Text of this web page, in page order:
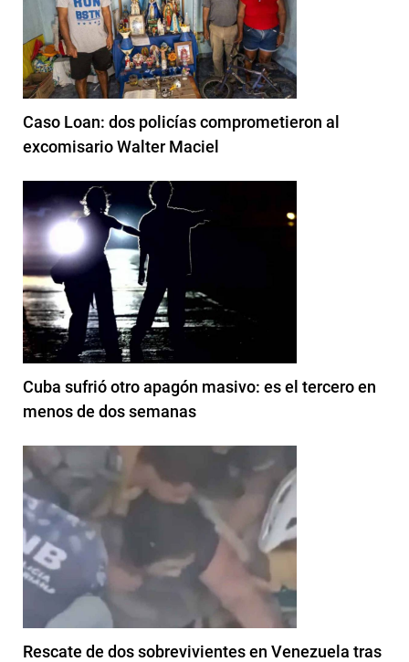
Caso Loan: dos policías comprometieron al
excomisario Walter Maciel
Cuba sufrió otro apagón masivo: es el tercero en
menos de dos semanas
Rescate de dos sobrevivientes en Venezuela tras